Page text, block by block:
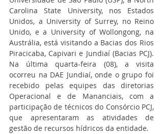
Carolina State University, nos Estados
Unidos, a University of Surrey, no Reino
Unido, e a University of Wollongong, na
Austrália, está visitando a Bacias dos Rios
Piracicaba, Capivari e Jundiaí (Bacias PCJ).
Na última quarta-feira (08), a visita
ocorreu na DAE Jundiaí, onde o grupo foi
recebido pelas equipes das diretorias
Operacional e de Mananciais, com a
participação de técnicos do Consórcio PCJ,
que apresentaram as atividades de
gestão de recursos hídricos da entidade.